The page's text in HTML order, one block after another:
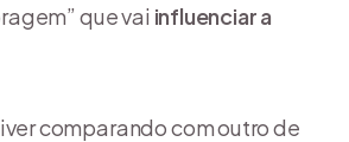
que vai influenciar a
comparando com outro de